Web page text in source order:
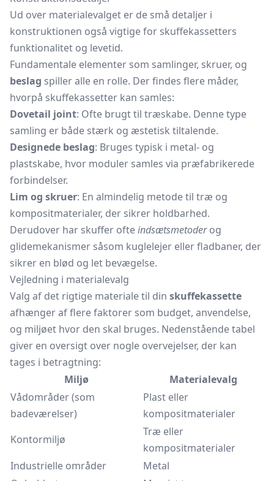
Ud over materialevalget er de små detaljer i
konstruktionen også vigtige for skuffekassetters
funktionalitet og levetid.
Fundamentale elementer som samlinger, skruer, og
beslag spiller alle en rolle. Der findes flere måder,
hvorpå skuffekassetter kan samles:
Dovetail joint: Ofte brugt til træskabe. Denne type
samling er både stærk og æstetisk tiltalende.
Designede beslag: Bruges typisk i metal- og
plastskabe, hvor moduler samles via præfabrikerede
forbindelser.
Lim og skruer: En almindelig metode til træ og
kompositmaterialer, der sikrer holdbarhed.
Derudover har skuffer ofteindsætsmetoderog
glidemekanismer såsom kuglelejer eller fladbaner, der
sikrer en blød og let bevægelse.
Vejledning i materialevalg
Valg af det rigtige materiale til din skuffekassette
afhænger af flere faktorer som budget, anvendelse,
og miljøet hvor den skal bruges. Nedenstående tabel
giver en oversigt over nogle overvejelser, der kan
tages i betragtning:
Miljø
Materialevalg
Vådområder (som
badeværelser)
Plast eller
kompositmaterialer
Kontormiljø
Træ eller
kompositmaterialer
Industrielle områder
Metal